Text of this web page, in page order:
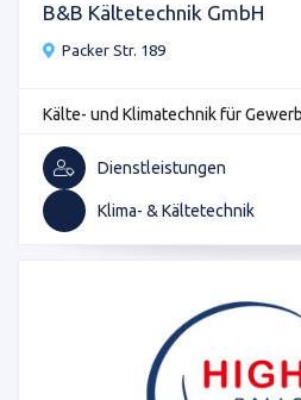
B&B Kältetechnik GmbH
Packer Str. 189
Kälte- und Klimatechnik für
Dienstleistungen
Klima- & Kältetechnik